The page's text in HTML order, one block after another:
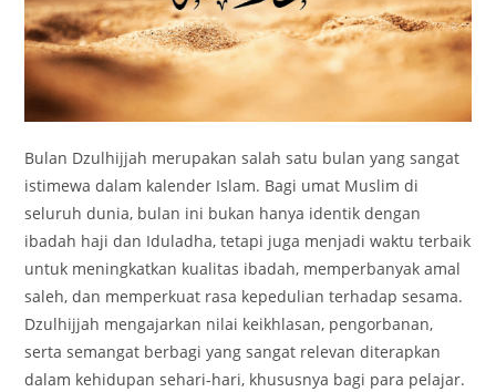
Bulan Dzulhijjah merupakan salah satu bulan yang sangat
istimewa dalam kalender Islam. Bagi umat Muslim di
seluruh dunia, bulan ini bukan hanya identik dengan
ibadah haji dan Iduladha, tetapi juga menjadi waktu terbaik
untuk meningkatkan kualitas ibadah, memperbanyak amal
saleh, dan memperkuat rasa kepedulian terhadap sesama.
Dzulhijjah mengajarkan nilai keikhlasan, pengorbanan,
serta semangat berbagi yang sangat relevan diterapkan
dalam kehidupan sehari-hari, khususnya bagi para pelajar.